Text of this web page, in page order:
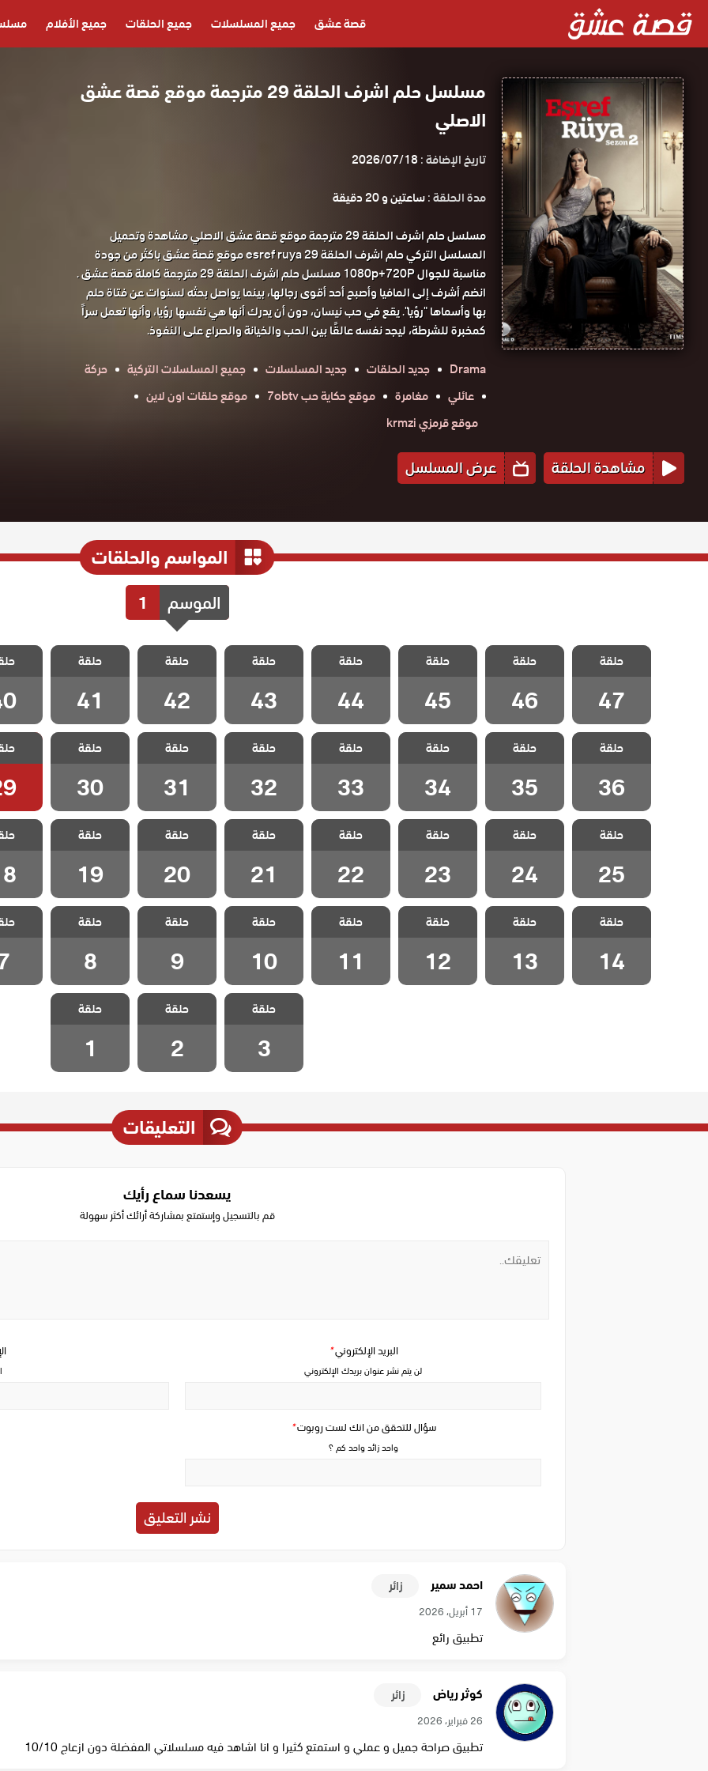
قصة عشق جميع المسلسلات جميع الحلقات جميع الأفلام
مسلسل حلم اشرف الحلقة 29 مترجمة موقع قصة عشق
الاصلي
تاريخ الإضافة :2026/07/18
مدة الحلقة :ساعتين و 20 دقيقة
مسلسل حلم اشرف الحلقة 29 مترجمة موقع قصة عشق الاصلي مشاهدة وتحميل
المسلسل التركي حلم اشرف الحلقة 29 esref ruya موقع قصة عشق باكثر من جودة
مناسبة للجوال 1080p+720P مسلسل حلم اشرف الحلقة 29 مترجمة كاملة قصة عشق .
انضم أشرف إلى المافيا وأصبح أحد أقوى رجالها، بينما يواصل بحثه لسنوات عن فتاة حلم
بها وأسماها "رؤيا". يقع في حب نيسان، دون أن يدرك أنها هي نفسها رؤيا، وأنها تعمل سراً
كمخبرة للشرطة، ليجد نفسه عالقًا بين الحب والخيانة والصراع على النفوذ.
Drama
جديد الحلقات جديد المسلسلات جميع المسلسلات التركية
حركة
عائلي
مغامرة موقع حكاية حب 7obtv
موقع حلقات اون لاين
موقع قرمزي krmzi
مشاهدة الحلقة عرض المسلسل
المواسم والحلقات
الموسم 1
مسلسل حلم
والاخيرة
حلقة
47
مسلسل حلم
اشرف الحلقة 46
حلقة
46
مسلسل حلم
اشرف الحلقة 45
حلقة
45
مسلسل حلم
اشرف الحلقة 44
حلقة
44
مسلسل حلم
اشرف الحلقة 43
حلقة
43
مسلسل حلم
اشرف الحلقة 42
حلقة
42
مسلسل حلم
اشرف الحلقة 41
حلقة
41
اشرف
مسلسل حلم
اشرف الحلقة 36
حلقة
36
مسلسل حلم
اشرف الحلقة 35
حلقة
35
مسلسل حلم
اشرف الحلقة 34
حلقة
34
مسلسل حلم
اشرف الحلقة 33
حلقة
33
مسلسل حلم
اشرف الحلقة 32
حلقة
32
مسلسل حلم
اشرف الحلقة 31
حلقة
31
مسلسل حلم
اشرف الحلقة 30
حلقة
30
اشرف
مسلسل حلم
اشرف الحلقة 25
حلقة
25
مسلسل حلم
اشرف الحلقة 24
حلقة
24
مسلسل حلم
اشرف الحلقة 23
حلقة
23
مسلسل حلم
اشرف الحلقة 22
حلقة
22
مسلسل حلم
اشرف الحلقة 21
حلقة
21
مسلسل حلم
اشرف الحلقة 20
حلقة
20
مسلسل حلم
اشرف الحلقة 19
حلقة
19
اشرف
مسلسل حلم
اشرف الحلقة 14
حلقة
14
مسلسل حلم
اشرف الحلقة 13
حلقة
13
مسلسل حلم
اشرف الحلقة 12
حلقة
12
مسلسل حلم
اشرف الحلقة 11
حلقة
11
مسلسل حلم
اشرف الحلقة 10
حلقة
10
مسلسل حلم
اشرف الحلقة 9
حلقة
9
مسلسل حلم
اشرف الحلقة 8
حلقة
8
اشرف
مسلسل حلم
اشرف الحلقة 3
حلقة
3
مسلسل حلم
اشرف الحلقة 2
حلقة
2
مسلسل حلم
اشرف الحلقة 1
حلقة
1
التعليقات
يسعدنا سماع رأيك
قم بالتسجيل وإستمتع بمشاركة أرائك أكثر سهولة
سؤال للتحقق من انك لست روبوت*
واحد زائد واحد كم ؟
البريد الإلكتروني*
لن يتم نشر عنوان بريدك الإلكتروني
احمد سمير زائر
17 أبريل، 2026
تطبيق رائع
كوثر رياض زائر
26 فبراير، 2026
تطبيق صراحة جميل و عملي و استمتع كثيرا و انا اشاهد فيه مسلسلاتي المفضلة دون ازعاج 10/10